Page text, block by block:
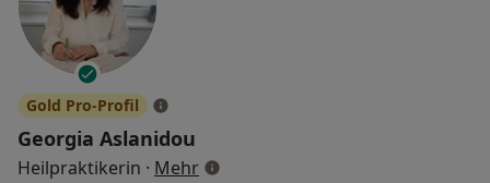
Gold Pro-Profil
Georgia Aslanidou
Heilpraktikerin · Mehrüber Spezialisierungen